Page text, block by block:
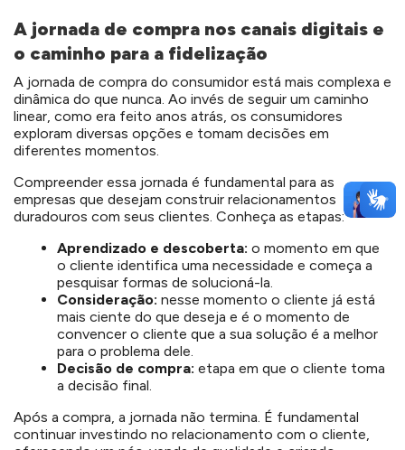
A jornada de compra nos canais digitais e
o caminho para a fidelização
A jornada de compra do consumidor está mais complexa e
dinâmica do que nunca. Ao invés de seguir um caminho
linear, como era feito anos atrás, os consumidores
exploram diversas opções e tomam decisões em
diferentes momentos.
Compreender essa jornada é fundamental para as
empresas que desejam construir relacionamentos
duradouros com seus clientes. Conheça as etapas:
Aprendizado e descoberta: o momento em que
o cliente identifica uma necessidade e começa a
pesquisar formas de solucioná-la.
Consideração: nesse momento o cliente já está
mais ciente do que deseja e é o momento de
convencer o cliente que a sua solução é a melhor
para o problema dele.
Decisão de compra: etapa em que o cliente toma
a decisão final.
Após a compra, a jornada não termina. É fundamental
continuar investindo no relacionamento com o cliente,